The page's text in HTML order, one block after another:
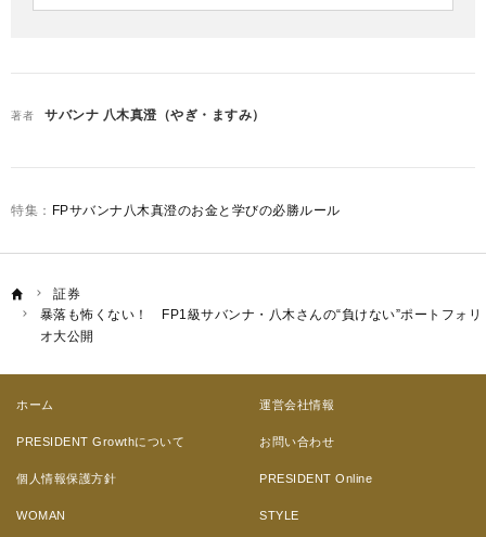
著者 サバンナ 八木真澄（やぎ・ますみ）
FPサバンナ八木真澄のお金と学びの必勝ルール
証券
暴落も怖くない！ FP1級サバンナ・八木さんの“負けない”ポートフォリ
オ大公開
ホーム 運営会社情報
PRESIDENT Growthについて お問い合わせ
個人情報保護方針 PRESIDENT Online
WOMAN STYLE